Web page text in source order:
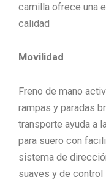
camilla ofrece una
calidad
Movilidad
Freno de mano
rampas y paradas
transporte ayuda a
para suero con
sistema de
suaves y de control